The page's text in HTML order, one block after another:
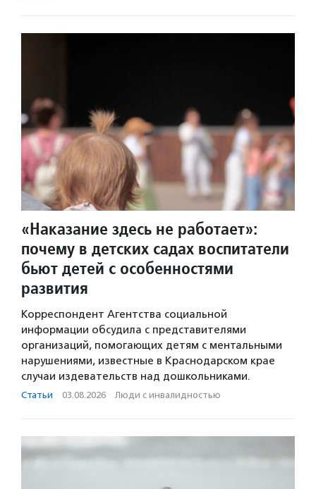
«Наказание здесь не работает»:
почему в детских садах воспитатели
бьют детей с особенностями
развития
Корреспондент Агентства социальной
информации обсудила с представителями
организаций, помогающих детям с ментальными
нарушениями, известные в Краснодарском крае
случаи издевательств над дошкольниками.
Статьи · 03.08.2026 · Люди с инвалидностью